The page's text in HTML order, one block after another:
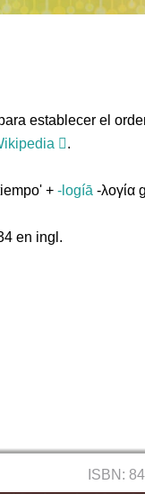
establecer el
.
+ -logíā -λογία
en ingl.
ISBN: